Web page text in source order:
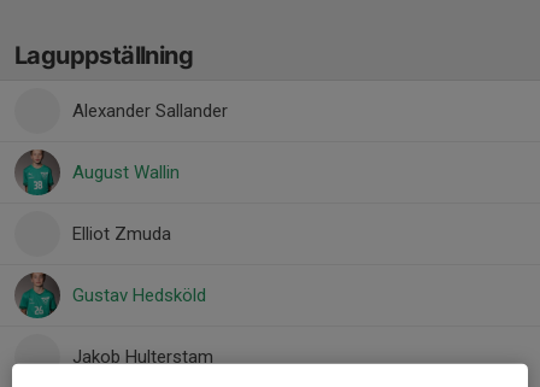
Laguppställning
Alexander Sallander
August Wallin
Elliot Zmuda
Gustav Hedsköld
Jakob Hulterstam